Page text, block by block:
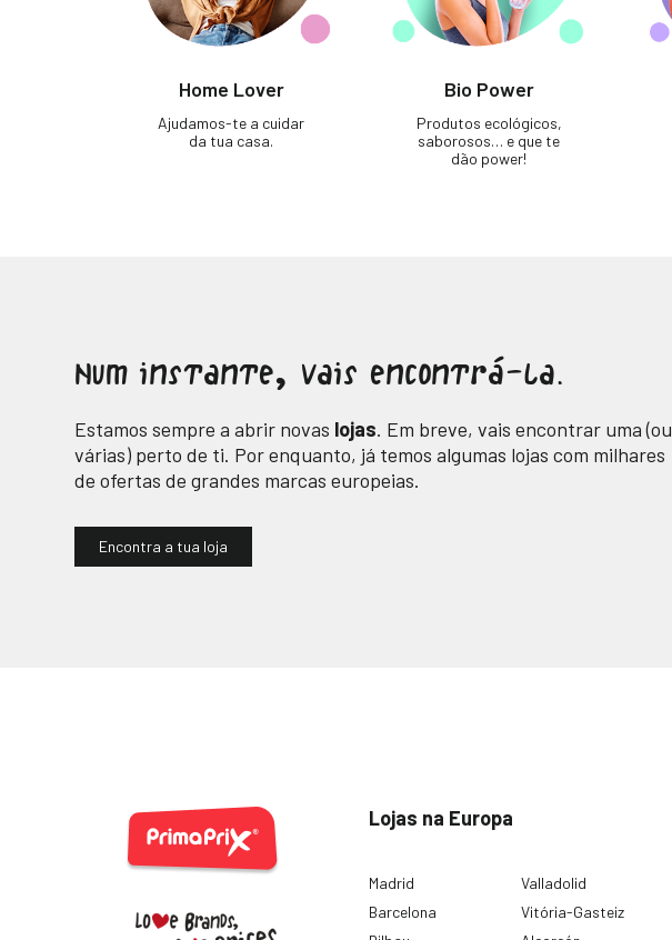
Home Lover
Ajudamos-te a cuidar
da tua casa.
Bio Power
Produtos ecológicos,
saborosos… e que te
dão power!
Num instante, vais encontrá-la.
Estamos sempre a abrir novas lojas. Em breve, vais encontrar uma (ou
várias) perto de ti. Por enquanto, já temos algumas lojas com milhares
de ofertas de grandes marcas europeias.
Encontra a tua loja
Lojas na Europa
Madrid
Barcelona
Valladolid
Vitória-Gasteiz